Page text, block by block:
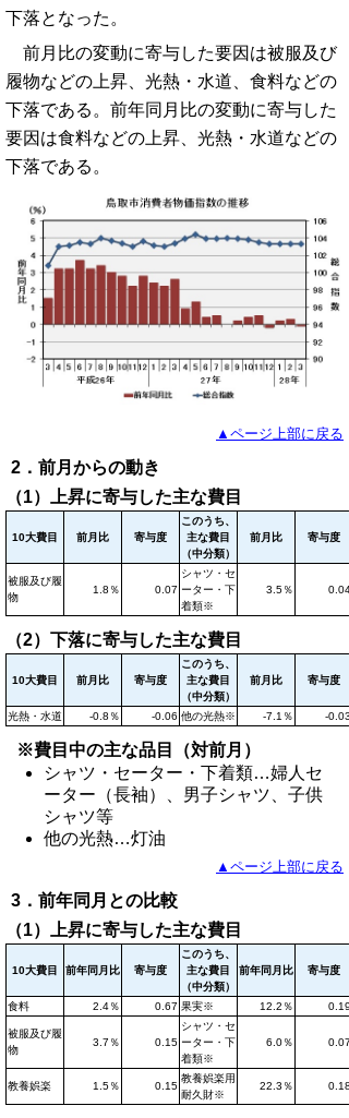
下落となった。
前月比の変動に寄与した要因は被服及び
履物などの上昇、光熱・水道、食料などの
下落である。前年同月比の変動に寄与した
要因は食料などの上昇、光熱・水道などの
下落である。
▲ページ上部に戻る
2．前月からの動き
（1）上昇に寄与した主な費目
10大費目 前月比 寄与度
このうち、
主な費目
（中分類）
前月比 寄与度
被服及び履
物
1.8％ 0.07
シャツ・セ
ーター・下
着類※
3.5％ 0.04
（2）下落に寄与した主な費目
10大費目 前月比 寄与度
このうち、
主な費目
（中分類）
前月比 寄与度
光熱・水道 -0.8％ -0.06 他の光熱※ -7.1％ -0.03
※費目中の主な品目（対前月）
シャツ・セーター・下着類…婦人セ
ーター（長袖）、男子シャツ、子供
シャツ等
他の光熱…灯油
▲ページ上部に戻る
3．前年同月との比較
（1）上昇に寄与した主な費目
10大費目 前年同月比 寄与度
このうち、
主な費目
（中分類）
前年同月比 寄与度
食料 2.4％ 0.67 果実※ 12.2％ 0.19
被服及び履
物
3.7％ 0.15
シャツ・セ
ーター・下
着類※
6.0％ 0.07
教養娯楽 1.5％ 0.15
教養娯楽用
耐久財※
22.3％ 0.18